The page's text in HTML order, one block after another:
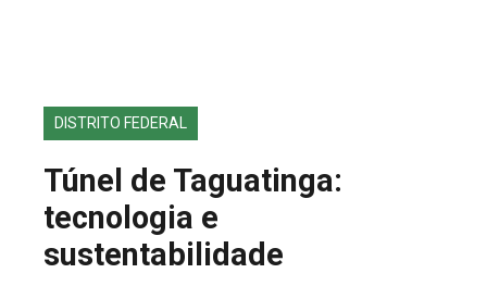
EDIÇÕES ANTERIORES
FALE CONOSCO
DISTRITO FEDERAL
Túnel de Taguatinga:
tecnologia e
sustentabilidade